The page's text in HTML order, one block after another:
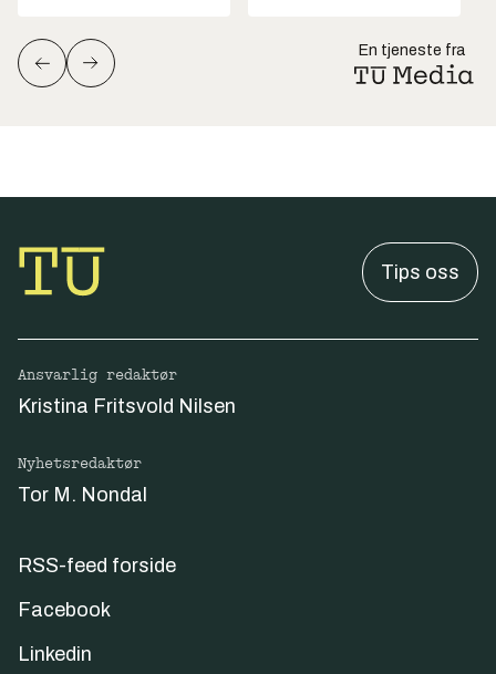
En tjeneste fra
Tips oss
Ansvarlig redaktør
Kristina Fritsvold Nilsen
Nyhetsredaktør
Tor M. Nondal
RSS-feed forside
Facebook
Linkedin